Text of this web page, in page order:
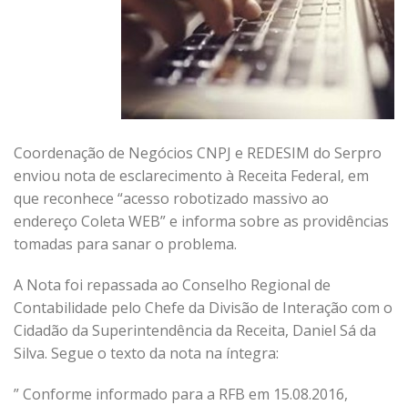
Coordenação de Negócios CNPJ e REDESIM do Serpro
enviou nota de esclarecimento à Receita Federal, em
que reconhece “acesso robotizado massivo ao
endereço Coleta WEB” e informa sobre as providências
tomadas para sanar o problema.
A Nota foi repassada ao Conselho Regional de
Contabilidade pelo Chefe da Divisão de Interação com o
Cidadão da Superintendência da Receita, Daniel Sá da
Silva. Segue o texto da nota na íntegra:
” Conforme informado para a RFB em 15.08.2016,